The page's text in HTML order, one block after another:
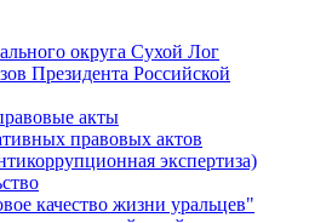
округа Сухой Лог
Президента Российской
акты
правовых актов
экспертиза)
качество жизни уральцев"